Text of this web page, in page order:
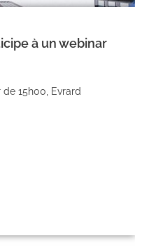
à un webinar
15h00, Evrard